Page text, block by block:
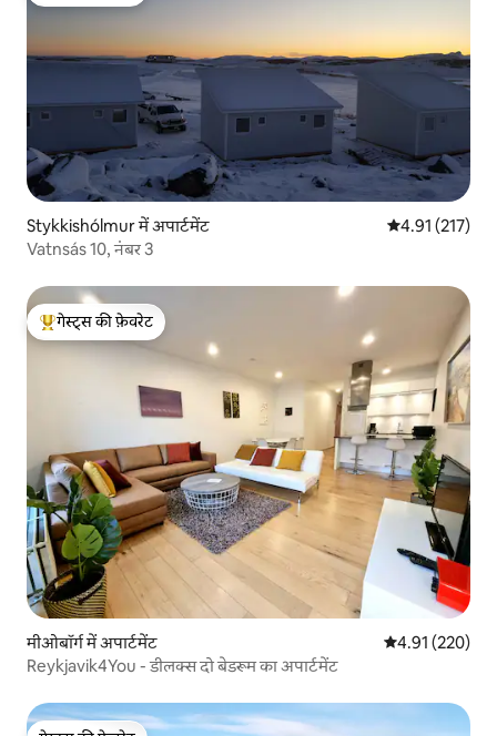
Stykkishólmur में अपार्टमेंट औसत रेटिंग 5 में से
4.91 (217)
Vatnsás 10, नंबर 3
गेस्ट्स का टॉप फ़ेवरेट
गेस्ट्स की फ़ेवरेट
मीओबॉर्ग में अपार्टमेंट औसत रेटिंग 5 में से
4.91 (220)
Reykjavik4You - डीलक्स दो बेडरूम का अपार्टमेंट